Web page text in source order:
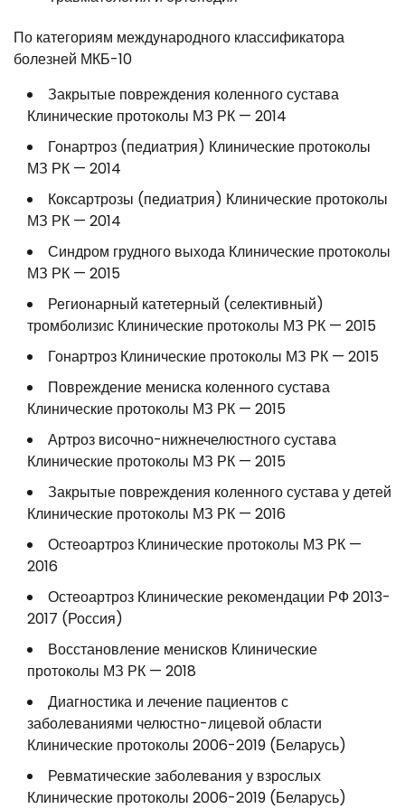
По категориям международного классификатора
болезней МКБ-10
Закрытые повреждения коленного сустава
Клинические протоколы МЗ РК — 2014
Гонартроз (педиатрия) Клинические протоколы
МЗ РК — 2014
Коксартрозы (педиатрия) Клинические протоколы
МЗ РК — 2014
Синдром грудного выхода Клинические протоколы
МЗ РК — 2015
Регионарный катетерный (селективный)
тромболизис Клинические протоколы МЗ РК — 2015
Гонартроз Клинические протоколы МЗ РК — 2015
Повреждение мениска коленного сустава
Клинические протоколы МЗ РК — 2015
Артроз височно-нижнечелюстного сустава
Клинические протоколы МЗ РК — 2015
Закрытые повреждения коленного сустава у детей
Клинические протоколы МЗ РК — 2016
Остеоартроз Клинические протоколы МЗ РК —
2016
Остеоартроз Клинические рекомендации РФ 2013-
2017 (Россия)
Восстановление менисков Клинические
протоколы МЗ РК — 2018
Диагностика и лечение пациентов с
заболеваниями челюстно-лицевой области
Клинические протоколы 2006-2019 (Беларусь)
Ревматические заболевания у взрослых
Клинические протоколы 2006-2019 (Беларусь)